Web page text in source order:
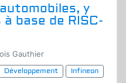
y
base de RISC-
Gauthier
Développement
Infineon